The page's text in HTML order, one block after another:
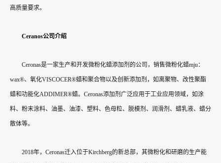
高质量要求。
Ceranos公司介绍
Ceronas是一家生产和开发微粉化蜡添加剂的公司，销售微粉化蜡mju：
wax®、氧化VISCOCER®蜡和聚合物以及创新添加剂，如离聚物、改性聚酯
蜡和功能化ADDIMER®蜡。Ceronas添加剂广泛应用于工业应用领域，如涂
料、粉末涂料、油墨、油漆、塑料、色母粒、脱模剂、润滑剂、蜡乳液、蜡分
散体等。
2018年，Ceronas迁入位于Kirchberg的新总部，其微粉化和研磨的生产能